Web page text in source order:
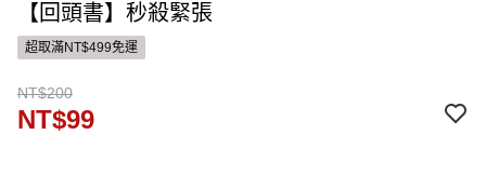
【回頭書】秒殺緊張
超取滿NT$499免運
NT$200
NT$99